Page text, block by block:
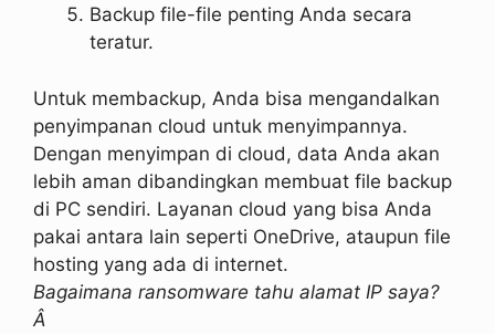
Backup file-file penting Anda secara
teratur.
Untuk membackup, Anda bisa mengandalkan
penyimpanan cloud untuk menyimpannya.
Dengan menyimpan di cloud, data Anda akan
lebih aman dibandingkan membuat file backup
di PC sendiri. Layanan cloud yang bisa Anda
pakai antara lain seperti OneDrive, ataupun file
hosting yang ada di internet.
Bagaimana ransomware tahu alamat IP saya?
Â